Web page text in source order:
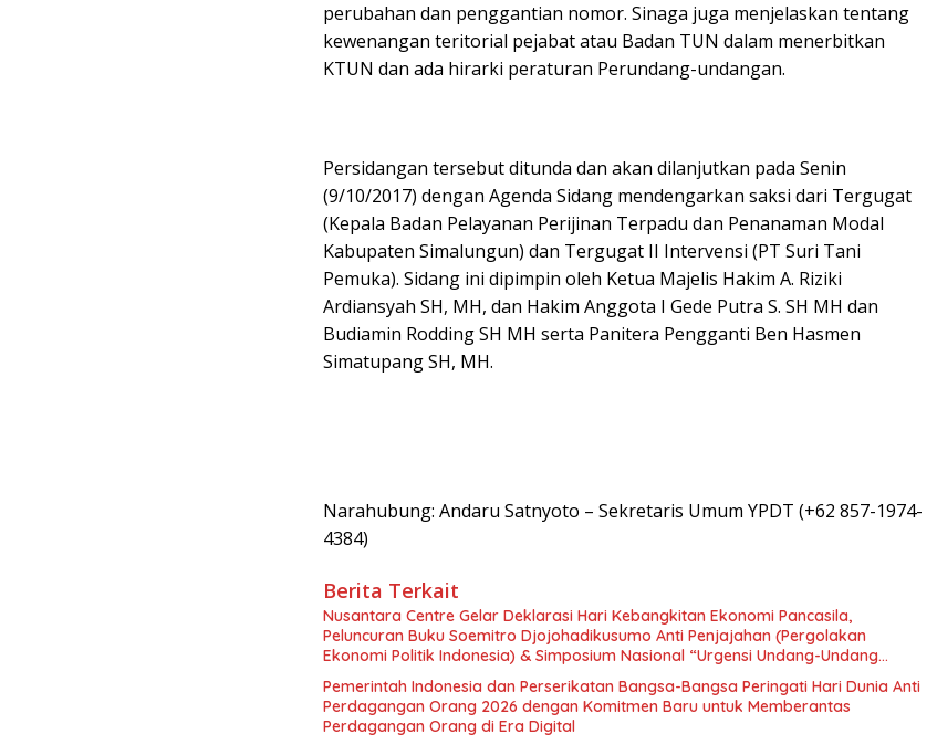
perubahan dan penggantian nomor. Sinaga juga menjelaskan tentang
kewenangan teritorial pejabat atau Badan TUN dalam menerbitkan
KTUN dan ada hirarki peraturan Perundang-undangan.
Persidangan tersebut ditunda dan akan dilanjutkan pada Senin
(9/10/2017) dengan Agenda Sidang mendengarkan saksi dari Tergugat
(Kepala Badan Pelayanan Perijinan Terpadu dan Penanaman Modal
Kabupaten Simalungun) dan Tergugat II Intervensi (PT Suri Tani
Pemuka). Sidang ini dipimpin oleh Ketua Majelis Hakim A. Riziki
Ardiansyah SH, MH, dan Hakim Anggota I Gede Putra S. SH MH dan
Budiamin Rodding SH MH serta Panitera Pengganti Ben Hasmen
Simatupang SH, MH.
Narahubung: Andaru Satnyoto – Sekretaris Umum YPDT (+62 857-1974-
4384)​​​​
Berita Terkait
Nusantara Centre Gelar Deklarasi Hari Kebangkitan Ekonomi Pancasila,
Peluncuran Buku Soemitro Djojohadikusumo Anti Penjajahan (Pergolakan
Ekonomi Politik Indonesia) & Simposium Nasional “Urgensi Undang-Undang
Perekonomian Nasional dan Kesejahteraan Sosial dalam Menata Bangsa Menuju
Indonesia Emas 2045”,
Pemerintah Indonesia dan Perserikatan Bangsa-Bangsa Peringati Hari Dunia Anti
Perdagangan Orang 2026 dengan Komitmen Baru untuk Memberantas
Perdagangan Orang di Era Digital